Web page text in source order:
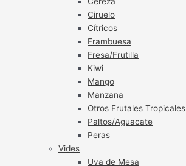
Ciruelo
Cítricos
Frambuesa
Fresa/Frutilla
Kiwi
Mango
Manzana
Otros Frutales Tropicales
Paltos/Aguacate
Peras
Vides
Uva de Mesa